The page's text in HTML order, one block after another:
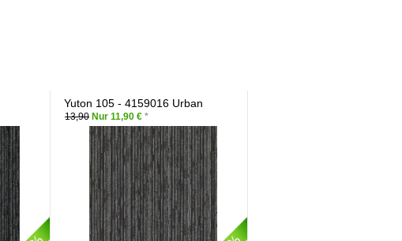
Yuton 105 - 4159016 Urban
13,90 Nur 11,90 € *